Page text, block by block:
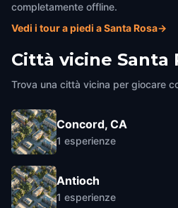
completamente offline.
Vedi i tour a piedi a Santa Rosa→
Città vicine Santa
Trova una città vicina per giocare
Concord, CA
1 esperienze
Antioch
1 esperienze